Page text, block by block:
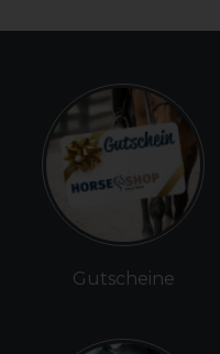
Gutscheine